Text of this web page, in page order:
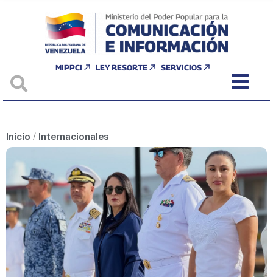
MIPPCI LEY RESORTE SERVICIOS
Inicio / Internacionales